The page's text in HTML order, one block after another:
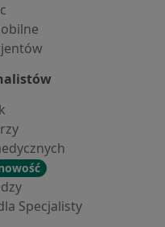
Specjalisty